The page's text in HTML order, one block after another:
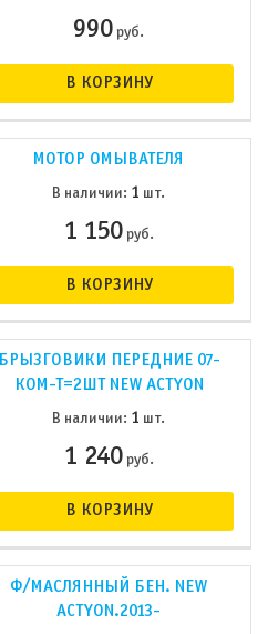
990 руб.
В КОРЗИНУ
МОТОР ОМЫВАТЕЛЯ
В наличии: 1 шт.
1 150руб.
В КОРЗИНУ
БРЫЗГОВИКИ ПЕРЕДНИЕ 07-
КОМ-Т=2ШТ NEW ACTYON
В наличии: 1 шт.
1 240руб.
В КОРЗИНУ
Ф/МАСЛЯННЫЙ БЕН. NEW
ACTYON.2013-